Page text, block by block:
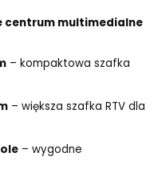
centrum multimedialne
– kompaktowa szafka
– większa szafka RTV dla
– wygodne